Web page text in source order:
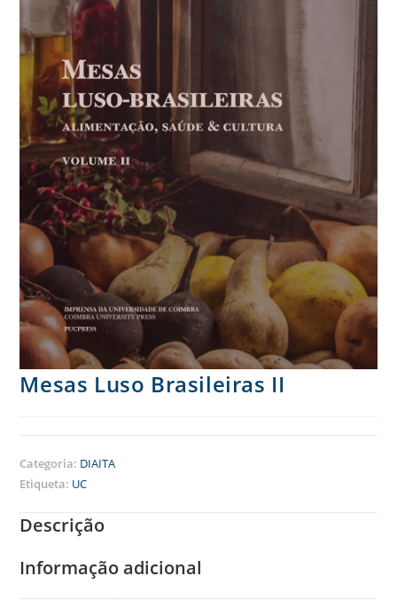
Mesas Luso Brasileiras II
Categoria: DIAITA
Etiqueta: UC
Descrição
Informação adicional